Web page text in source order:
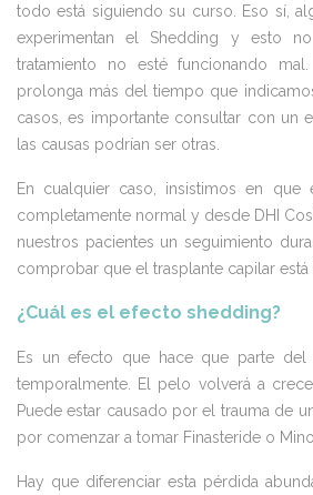
todo está siguiendo su curso. Eso sí,
experimentan el Shedding y esto
tratamiento no esté funcionando
prolonga más del tiempo que
casos, es importante consultar con un
las causas podrían ser otras.
En cualquier caso, insistimos en que
completamente normal y desde DHI
nuestros pacientes un seguimiento
comprobar que el trasplante capilar está
¿Cuál es el efecto shedding?
Es un efecto que hace que parte del
temporalmente. El pelo volverá a
Puede estar causado por el trauma de
por comenzar a tomar Finasteride o
Hay que diferenciar esta pérdida